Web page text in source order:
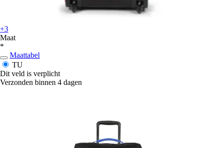
+3
Maat
*
Maattabel
TU
Dit veld is verplicht
Verzonden binnen 4 dagen